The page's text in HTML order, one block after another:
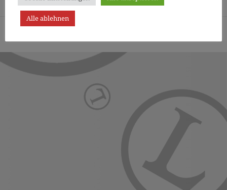
Alle ablehnen